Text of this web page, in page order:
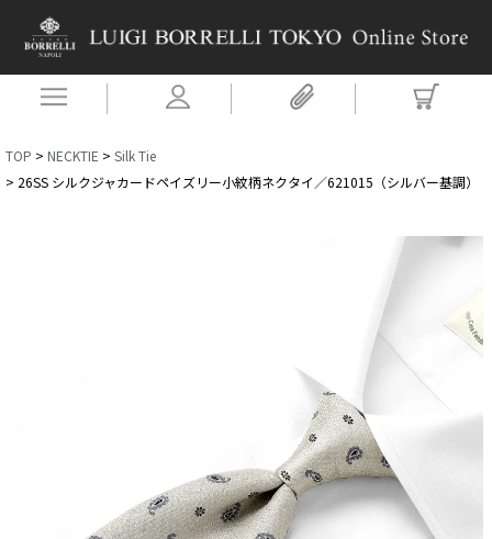
TOP NECKTIE
Silk Tie
26SS シルクジャカードペイズリー小紋柄ネクタイ／621015（シルバー基調）